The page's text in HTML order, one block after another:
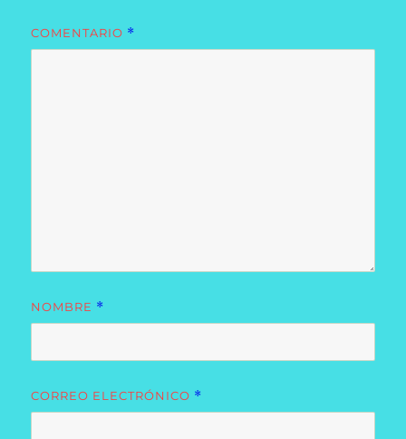
COMENTARIO *
NOMBRE *
CORREO ELECTRÓNICO *